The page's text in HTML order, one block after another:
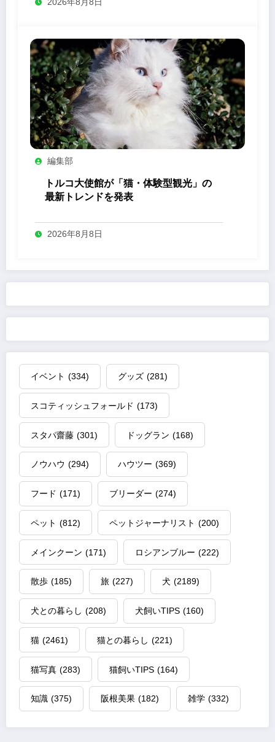
編集部
トルコ大使館が「猫・体験型観光」の
最新トレンドを発表
2026年8月8日
イベント (334) グッズ (281)
スコティッシュフォールド (173)
スタパ齋藤 (301) ドッグラン (168)
ノウハウ (294) ハウツー (369)
フード (171) ブリーダー (274)
ペット (812) ペットジャーナリスト (200)
メインクーン (171) ロシアンブルー (222)
散歩 (185) 旅 (227) 犬 (2189)
犬との暮らし (208) 犬飼いTIPS (160)
猫 (2461) 猫との暮らし (221)
猫写真 (283) 猫飼いTIPS (164)
知識 (375) 阪根美果 (182) 雑学 (332)